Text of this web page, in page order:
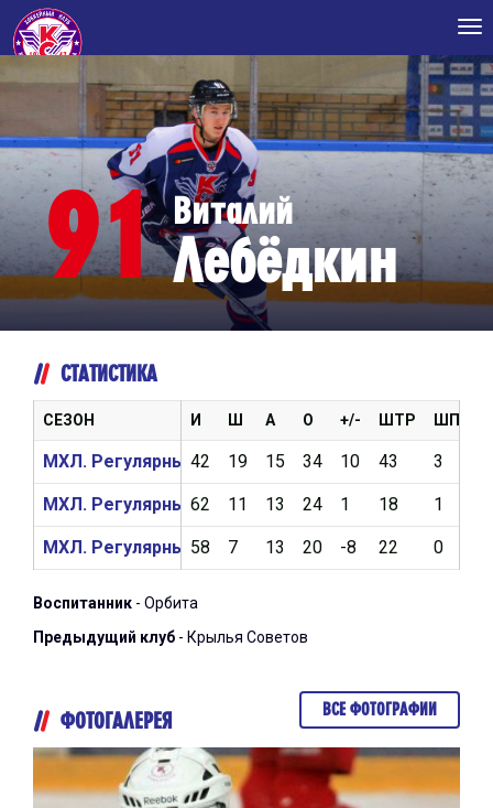
91 Виталий
Лебёдкин
СТАТИСТИКА
И Ш А О +/- ШТР ШП
42 19 15 34 10 43 3
62 11 13 24 1 18 1
58 7 13 20 -8 22 0
СЕЗОН
МХЛ. Регулярный чемпионат 2020/2021
МХЛ. Регулярный чемпионат 2019/2020
МХЛ. Регулярный чемпионат 2018/2019
Воспитанник - Орбита
Предыдущий клуб - Крылья Советов
ФОТОГАЛЕРЕЯ ВСЕ ФОТОГРАФИИ